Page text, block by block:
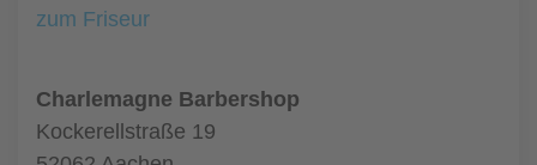
zum Friseur
Charlemagne Barbershop
Kockerellstraße 19